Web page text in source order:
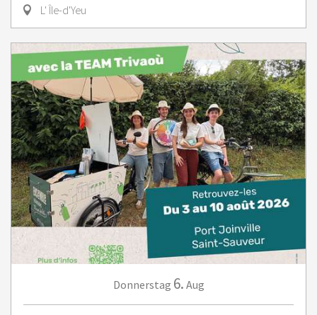
L' Île-d'Yeu
Donnerstag 6. Aug